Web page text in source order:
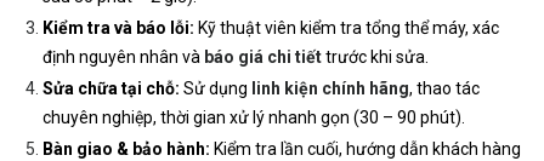
Kiểm tra và báo lỗi: Kỹ thuật viên kiểm tra tổng thể máy, xác
định nguyên nhân và báo giá chi tiếttrước khi sửa.
Sửa chữa tại chỗ: Sử dụng linh kiện chính hãng, thao tác
chuyên nghiệp, thời gian xử lý nhanh gọn (30 – 90 phút).
Bàn giao & bảo hành: Kiểm tra lần cuối, hướng dẫn khách hàng